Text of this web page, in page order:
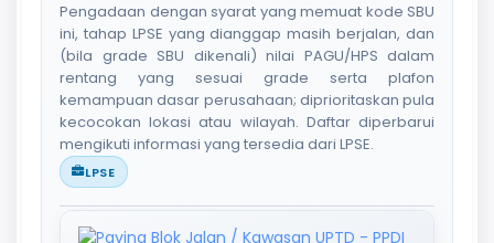
Pengadaan dengan syarat yang memuat kode SBU
ini, tahap LPSE yang dianggap masih berjalan, dan
(bila grade SBU dikenali) nilai PAGU/HPS dalam
rentang yang sesuai grade serta plafon
kemampuan dasar perusahaan; diprioritaskan pula
kecocokan lokasi atau wilayah. Daftar diperbarui
mengikuti informasi yang tersedia dari LPSE.
LPSE